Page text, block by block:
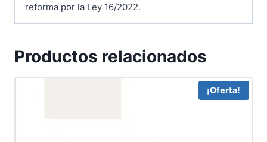
reforma por la Ley 16/2022.
Productos relacionados
¡Oferta!